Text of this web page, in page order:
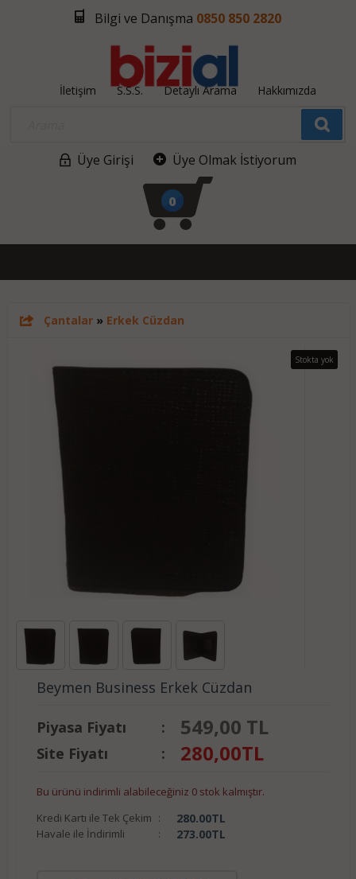
Bilgi ve Danışma 0850 850 2820
İletişim S.S.S. Detaylı Arama Hakkımızda
Üye Girişi Üye Olmak İstiyorum
0
Çantalar» Erkek Cüzdan
Stokta yok
Beymen Business Erkek Cüzdan
Piyasa Fiyatı : 549,00 TL
Site Fiyatı : 280,00TL
Bu ürünü indirimli alabileceğiniz 0 stok kalmıştır.
Kredi Kartı ile Tek Çekim : 280.00TL
Havale ile İndirimli : 273.00TL